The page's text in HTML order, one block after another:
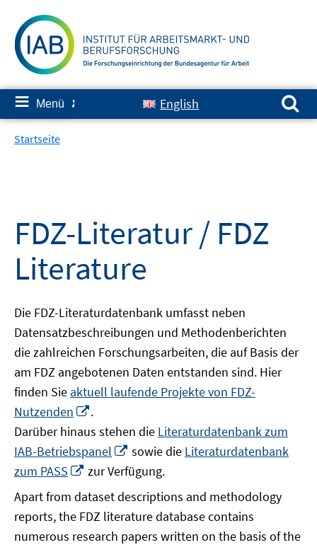
zum
Inhalt
≡ Menü ✘ English
Suchen nach:
Startseite
FDZ-Literatur / FDZ
Literature
Die FDZ-Literaturdatenbank umfasst neben
Datensatzbeschreibungen und Methodenberichten
die zahlreichen Forschungsarbeiten, die auf Basis der
am FDZ angebotenen Daten entstanden sind. Hier
finden Sie aktuell laufende Projekte von FDZ-
Nutzenden
neuem
Fenster
öffnen
.
Darüber hinaus stehen die Literaturdatenbank zum
IAB-Betriebspanel
In
neuem
Fenster
öffnen
sowie die Literaturdatenbank
zum PASS
In
Fenster
öffnen
zur Verfügung.
Apart from dataset descriptions and methodology
reports, the FDZ literature database contains
numerous research papers written on the basis of the